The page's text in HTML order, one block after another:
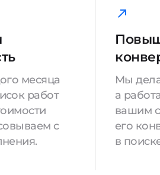
месяца
работ
с
Мы
а
вашим
его
в